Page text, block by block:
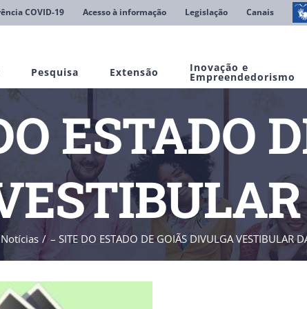
COVID-19 Acesso à informação Legislação Canais
Pesquisa Extensão Inovação e
Empreendedorismo
ESTADO
Notícias – SITE DO ESTADO DE GOIÃS DIVULGA VESTIBULAR